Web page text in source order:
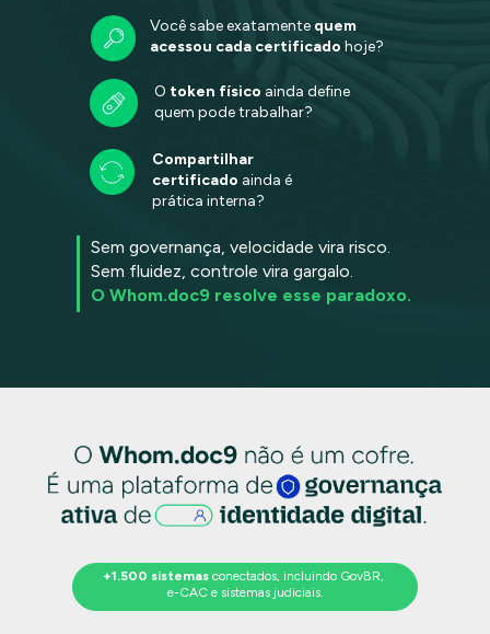
Você sabe exatamente quem
acessou cada certificado hoje?
O token físico ainda define
quem pode trabalhar?
Compartilhar
certificado ainda é
prática interna?
Sem governança, velocidade vira risco.
Sem fluidez, controle vira gargalo.
O Whom.doc9 resolve esse paradoxo.
+1.500 sistemas conectados, incluindo GovBR,
e-CAC e sistemas judiciais.